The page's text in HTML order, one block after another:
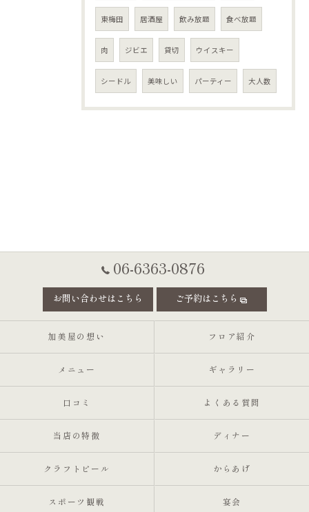
東梅田 居酒屋 飲み放題 食べ放題
肉 ジビエ 貸切 ウイスキー
シードル 美味しい パーティー 大人数
06-6363-0876
お問い合わせはこちら ご予約はこちら
加美屋の想い フロア紹介
メニュー ギャラリー
口コミ よくある質問
当店の特徴 ディナー
クラフトビール からあげ
スポーツ観戦 宴会